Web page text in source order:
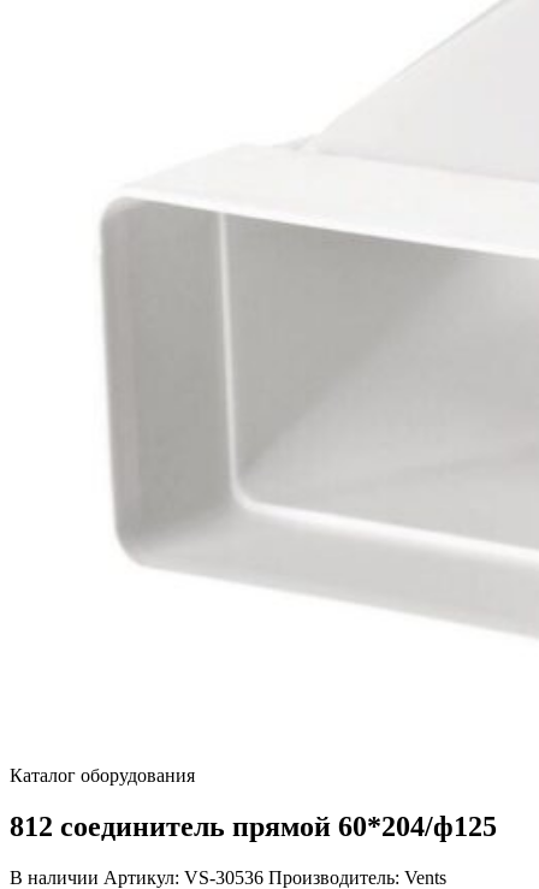
Каталог оборудования
812 соединитель прямой 60*204/ф125
В наличии Артикул: VS-30536 Производитель: Vents